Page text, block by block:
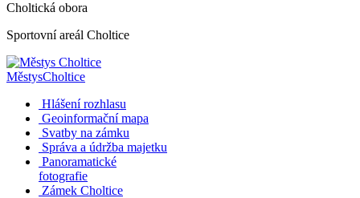
Choltická obora
Sportovní areál Choltice
MěstysCholtice
Hlášení rozhlasu
Geoinformační mapa
Svatby na zámku
Správa a údržba majetku
Panoramatické
fotografie
Zámek Choltice